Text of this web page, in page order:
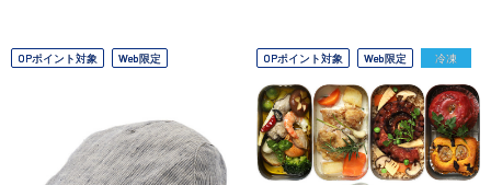
OPポイント対象 Web限定 OPポイント対象 Web限定 冷凍